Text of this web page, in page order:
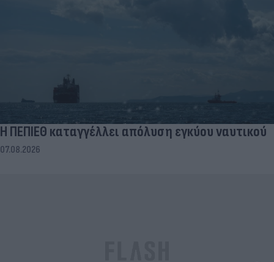
Η ΠΕΠΙΕΘ καταγγέλλει απόλυση εγκύου ναυτικού
07.08.2026